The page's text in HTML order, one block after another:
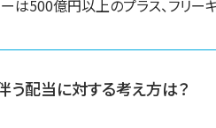
は500億円以上のプラス、フリ
配当に対する考え方は？